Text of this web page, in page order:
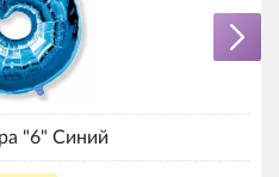
"6" Синий